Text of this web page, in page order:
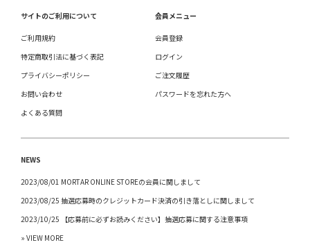
サイトのご利用について
ご利用規約
特定商取引法に基づく表記
プライバシーポリシー
お問い合わせ
よくある質問
会員メニュー
会員登録
ログイン
ご注文履歴
パスワードを忘れた方へ
NEWS
2023/08/01 MORTAR ONLINE STOREの会員に関しまして
2023/08/25 抽選応募時のクレジットカード決済の引き落としに関しまして
2023/10/25 【応募前に必ずお読みください】抽選応募に関する注意事項
» VIEW MORE